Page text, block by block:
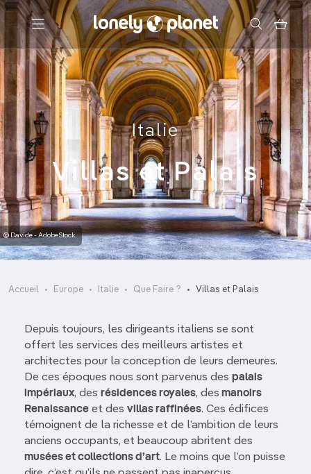
Menu
Votre recherche
Italie
Villas et Palais
© Davide - AdobeStock
Accueil Europe Italie Que Faire ? Villas et Palais
Depuis toujours, les dirigeants italiens se sont
offert les services des meilleurs artistes et
architectes pour la conception de leurs demeures.
De ces époques nous sont parvenus des palais
impériaux, des résidences royales, des manoirs
Renaissance et des villas raffinées. Ces édifices
témoignent de la richesse et de l’ambition de leurs
anciens occupants, et beaucoup abritent des
musées et collections d’art. Le moins que l’on puisse